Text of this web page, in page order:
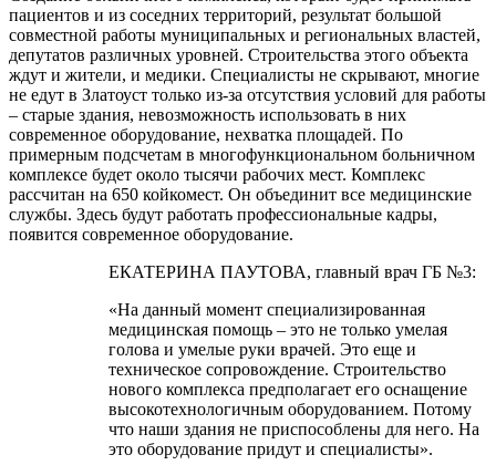
пациентов и из соседних территорий, результат большой
совместной работы муниципальных и региональных властей,
депутатов различных уровней. Строительства этого объекта
ждут и жители, и медики. Специалисты не скрывают, многие
не едут в Златоуст только из-за отсутствия условий для работы
– старые здания, невозможность использовать в них
современное оборудование, нехватка площадей. По
примерным подсчетам в многофункциональном больничном
комплексе будет около тысячи рабочих мест. Комплекс
рассчитан на 650 койкомест. Он объединит все медицинские
службы. Здесь будут работать профессиональные кадры,
появится современное оборудование.
ЕКАТЕРИНА ПАУТОВА, главный врач ГБ №3:
«На данный момент специализированная
медицинская помощь – это не только умелая
голова и умелые руки врачей. Это еще и
техническое сопровождение. Строительство
нового комплекса предполагает его оснащение
высокотехнологичным оборудованием. Потому
что наши здания не приспособлены для него. На
это оборудование придут и специалисты».